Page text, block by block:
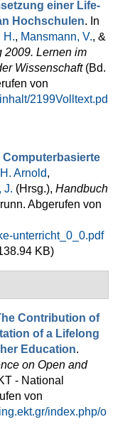
einer Life-
Hochschulen. In
H., Mansmann, V., &
2009. Lernen im
Wissenschaft(Bd.
von
2199Volltext.pd
Computerbasierte
Arnold,
J. (Hrsg.), Handbuch
Abgerufen von
unterricht_0_0.pdf
KB)
Contribution of
of a Lifelong
Education.
on Open and
- National
von
index.php/o